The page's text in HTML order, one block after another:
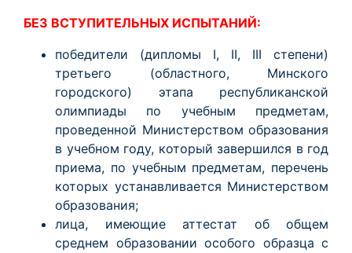
БЕЗ ВСТУПИТЕЛЬНЫХ ИСПЫТАНИЙ:
победители (дипломы I, II, III степени)
третьего (областного, Минского
городского) этапа республиканской
олимпиады по учебным предметам,
проведенной Министерством образования
в учебном году, который завершился в год
приема, по учебным предметам, перечень
которых устанавливается Министерством
образования;
лица, имеющие аттестат об общем
среднем образовании особого образца с